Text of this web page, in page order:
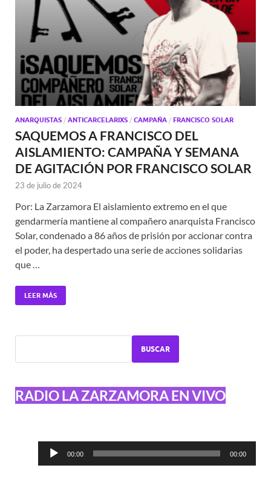
ANARQUISTAS / ANTICARCELARIXS / CAMPAÑA / FRANCISCO SOLAR
SAQUEMOS A FRANCISCO DEL
AISLAMIENTO: CAMPAÑA Y SEMANA
DE AGITACIÓN POR FRANCISCO SOLAR
23 de julio de 2024
Por: La Zarzamora El aislamiento extremo en el que
gendarmería mantiene al compañero anarquista Francisco
Solar, condenado a 86 años de prisión por accionar contra
el poder, ha despertado una serie de acciones solidarias
que …
LEER MÁS
BUSCAR
RADIO LA ZARZAMORA EN VIVO
Reproductor
00:00 00:00